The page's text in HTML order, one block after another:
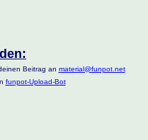
Beitrag an material@funpot.net
funpot-Upload-Bot